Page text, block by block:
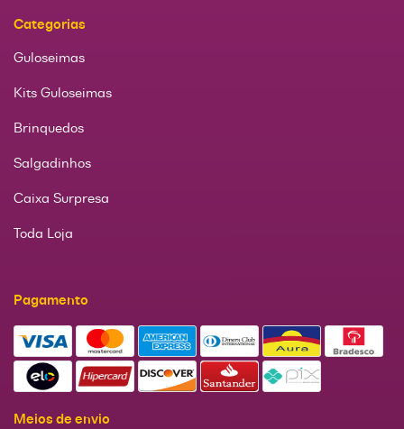
Categorias
Guloseimas
Kits Guloseimas
Brinquedos
Salgadinhos
Caixa Surpresa
Toda Loja
Pagamento
Meios de envio